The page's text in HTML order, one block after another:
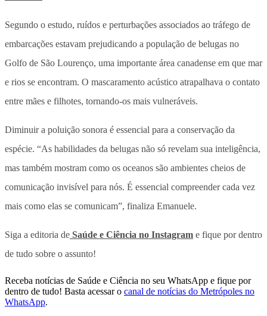
Segundo o estudo, ruídos e perturbações associados ao tráfego de
embarcações estavam prejudicando a população de belugas no
Golfo de São Lourenço, uma importante área canadense em que mar
e rios se encontram. O mascaramento acústico atrapalhava o contato
entre mães e filhotes, tornando-os mais vulneráveis.
Diminuir a poluição sonora é essencial para a conservação da
espécie. “As habilidades da belugas não só revelam sua inteligência,
mas também mostram como os oceanos são ambientes cheios de
comunicação invisível para nós. É essencial compreender cada vez
mais como elas se comunicam”, finaliza Emanuele.
Siga a editoria de Saúde e Ciência no Instagram e fique por dentro
de tudo sobre o assunto!
Receba notícias de Saúde e Ciência no seu WhatsApp e fique por
dentro de tudo! Basta acessar o canal de notícias do Metrópoles no
WhatsApp.